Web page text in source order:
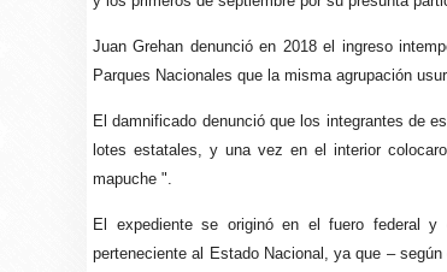
Juan Grehan denunció en 2018 el ingreso
Parques Nacionales que la misma agrupación
El damnificado denunció que los integrantes de
lotes estatales, y una vez en el interior
mapuche ".
El expediente se originó en el fuero federal
perteneciente al Estado Nacional, ya que –